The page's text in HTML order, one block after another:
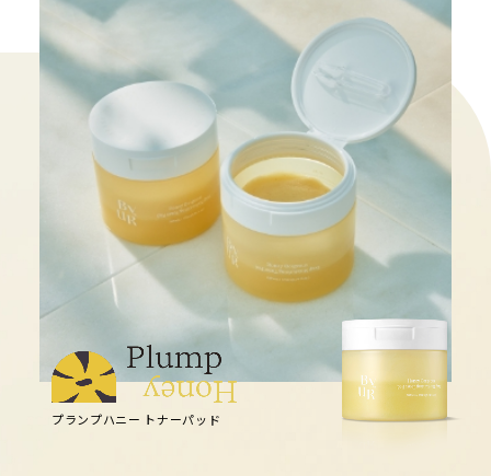
プランプハニー トナーパッド